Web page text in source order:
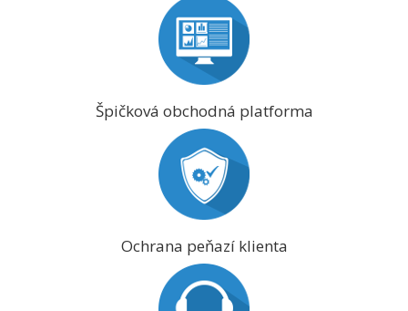
Špičková obchodná platforma
Ochrana peňazí klienta